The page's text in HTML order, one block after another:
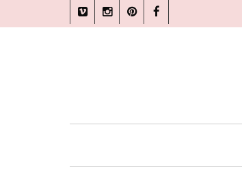
Facebook
Pinterest
Instagram
Vimeo